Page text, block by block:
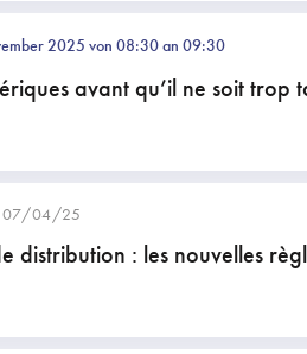
2025 von 08:30 an 09:30
avant qu’il ne soit trop
07/04/25
distribution : les nouvelles